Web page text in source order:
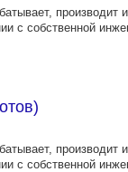
производит
с собственной
производит
с собственной